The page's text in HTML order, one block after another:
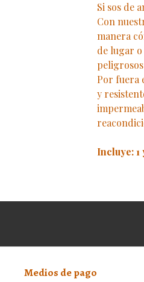
Si sos de
Con
manera
de lugar
Por fuera
y
Incluye:
Medios de pago